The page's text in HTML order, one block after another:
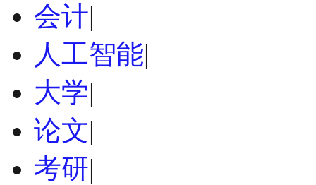
会计|
人工智能|
大学|
论文|
考研|